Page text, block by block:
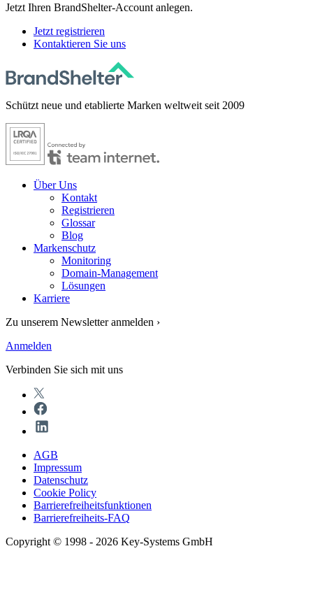
Jetzt Ihren BrandShelter-Account anlegen.
Jetzt registrieren
Kontaktieren Sie uns
Schützt neue und etablierte Marken weltweit seit 2009
Über Uns
Kontakt
Registrieren
Glossar
Blog
Markenschutz
Monitoring
Domain-Management
Lösungen
Karriere
Zu unserem Newsletter anmelden ›
Anmelden
Verbinden Sie sich mit uns
AGB
Impressum
Datenschutz
Cookie Policy
Barrierefreiheitsfunktionen
Barrierefreiheits-FAQ
Copyright © 1998 - 2026 Key-Systems GmbH